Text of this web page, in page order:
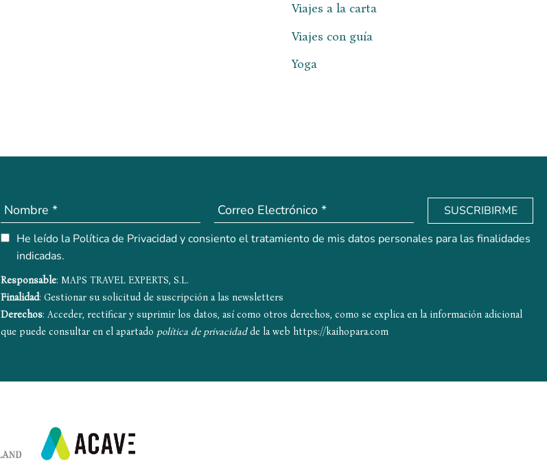
Viajes a la carta
Viajes con guía
Yoga
SUSCRIBIRME
He leído la Política de Privacidad y consiento el tratamiento de mis datos personales para las finalidades
indicadas.
Responsable: MAPS TRAVEL EXPERTS, S.L.
Finalidad: Gestionar su solicitud de suscripción a las newsletters
Derechos: Acceder, rectificar y suprimir los datos, así como otros derechos, como se explica en la información adicional
que puede consultar en el apartado política de privacidadde la web https://kaihopara.com